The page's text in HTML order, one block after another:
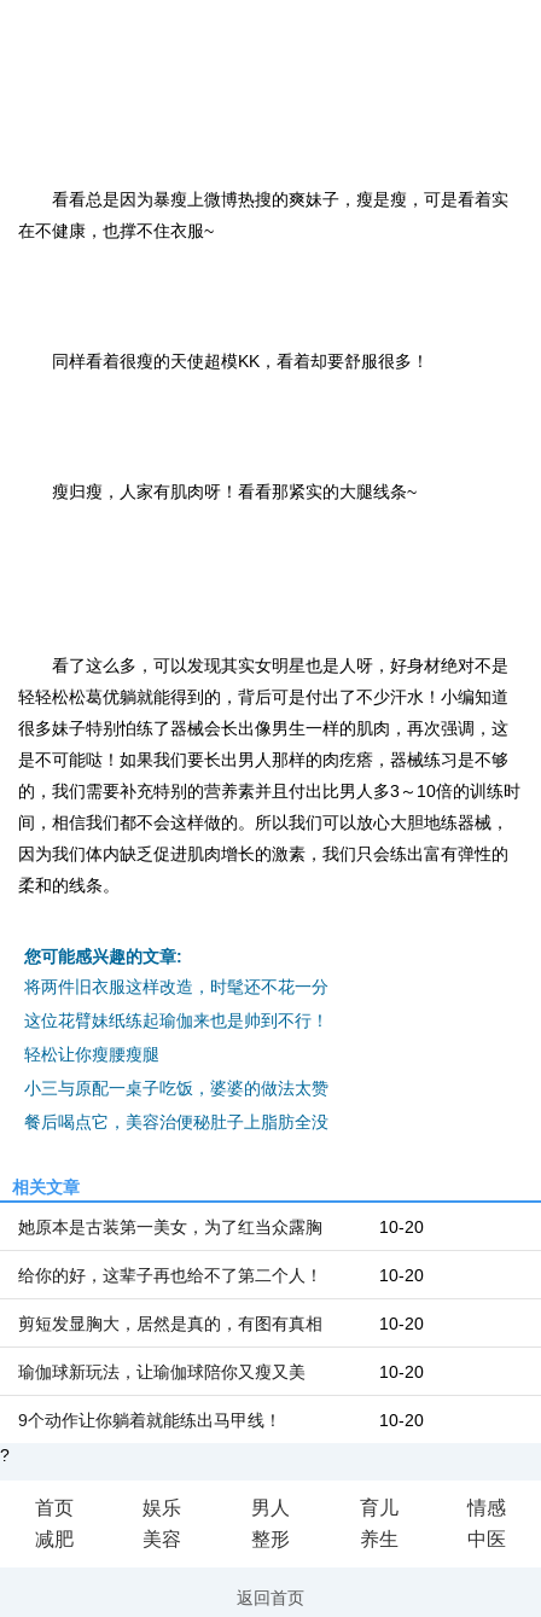
看看总是因为暴瘦上微博热搜的爽妹子，瘦是瘦，可是看着实
在不健康，也撑不住衣服~
同样看着很瘦的天使超模KK，看着却要舒服很多！
瘦归瘦，人家有肌肉呀！看看那紧实的大腿线条~
看了这么多，可以发现其实女明星也是人呀，好身材绝对不是
轻轻松松葛优躺就能得到的，背后可是付出了不少汗水！小编知道
很多妹子特别怕练了器械会长出像男生一样的肌肉，再次强调，这
是不可能哒！如果我们要长出男人那样的肉疙瘩，器械练习是不够
的，我们需要补充特别的营养素并且付出比男人多3～10倍的训练时
间，相信我们都不会这样做的。所以我们可以放心大胆地练器械，
因为我们体内缺乏促进肌肉增长的激素，我们只会练出富有弹性的
柔和的线条。
您可能感兴趣的文章:
将两件旧衣服这样改造，时髦还不花一分
这位花臂妹纸练起瑜伽来也是帅到不行！
轻松让你瘦腰瘦腿
小三与原配一桌子吃饭，婆婆的做法太赞
餐后喝点它，美容治便秘肚子上脂肪全没
相关文章
10-20
她原本是古装第一美女，为了红当众露胸
10-20
给你的好，这辈子再也给不了第二个人！
10-20
剪短发显胸大，居然是真的，有图有真相
10-20
瑜伽球新玩法，让瑜伽球陪你又瘦又美
10-20
9个动作让你躺着就能练出马甲线！
?
首页 娱乐 男人 育儿
情感
减肥
美容 整形 养生 中医
返回首页